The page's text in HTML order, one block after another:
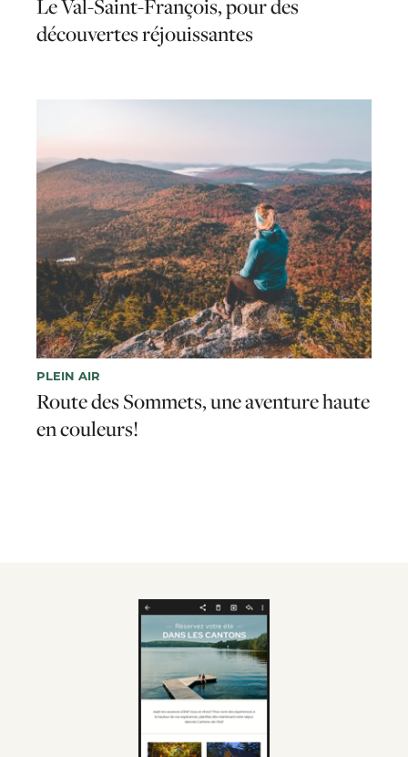
Le Val-Saint-François, pour des
découvertes réjouissantes
PLEIN AIR
Route des Sommets, une aventure haute
en couleurs!